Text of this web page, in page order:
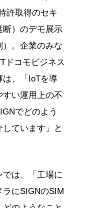
許取得のセキ
断）のデモ展示
）。企業のみな
ドコモビジネス
は、「IoTを導
すい運用上の不
でどのよう
ています」と
は、「工場に
にSIGNのSIM